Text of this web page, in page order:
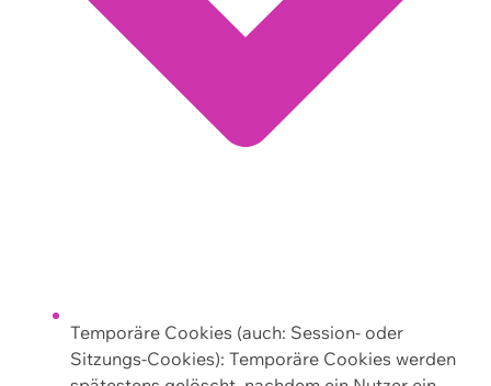
Temporäre Cookies (auch: Session- oder
Sitzungs-Cookies): Temporäre Cookies werden